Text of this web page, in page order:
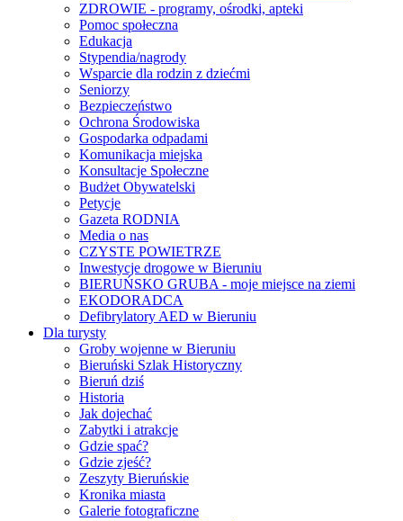
ZDROWIE - programy, ośrodki, apteki
Pomoc społeczna
Edukacja
Stypendia/nagrody
Wsparcie dla rodzin z dziećmi
Seniorzy
Bezpieczeństwo
Ochrona Środowiska
Gospodarka odpadami
Komunikacja miejska
Konsultacje Społeczne
Budżet Obywatelski
Petycje
Gazeta RODNIA
Media o nas
CZYSTE POWIETRZE
Inwestycje drogowe w Bieruniu
BIERUŃSKO GRUBA - moje miejsce na ziemi
EKODORADCA
Defibrylatory AED w Bieruniu
Dla turysty
Groby wojenne w Bieruniu
Bieruński Szlak Historyczny
Bieruń dziś
Historia
Jak dojechać
Zabytki i atrakcje
Gdzie spać?
Gdzie zjeść?
Zeszyty Bieruńskie
Kronika miasta
Galerie fotograficzne